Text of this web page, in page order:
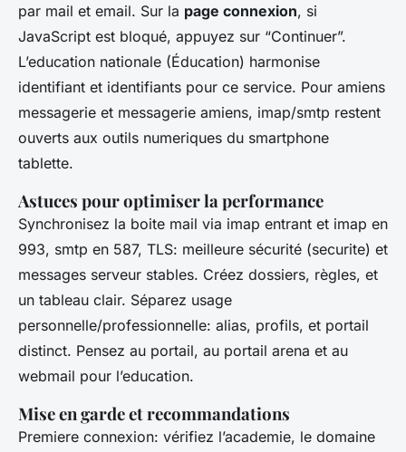
par mail et email. Sur la page connexion, si
JavaScript est bloqué, appuyez sur “Continuer”.
L’education nationale (Éducation) harmonise
identifiant et identifiants pour ce service. Pour amiens
messagerie et messagerie amiens, imap/smtp restent
ouverts aux outils numeriques du smartphone
tablette.
Astuces pour optimiser la performance
Synchronisez la boite mail via imap entrant et imap en
993, smtp en 587, TLS: meilleure sécurité (securite) et
messages serveur stables. Créez dossiers, règles, et
un tableau clair. Séparez usage
personnelle/professionnelle: alias, profils, et portail
distinct. Pensez au portail, au portail arena et au
webmail pour l’education.
Mise en garde et recommandations
Premiere connexion: vérifiez l’academie, le domaine